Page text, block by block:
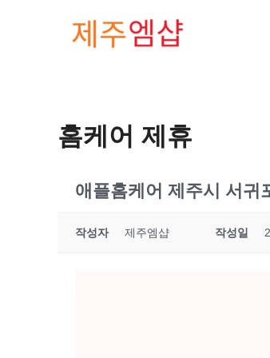
홈케어 제휴
애플홈케어 제주시 서귀
작성자 제주엠샵 작성일